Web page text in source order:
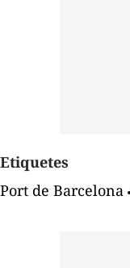
Etiquetes
Port de Barcelona